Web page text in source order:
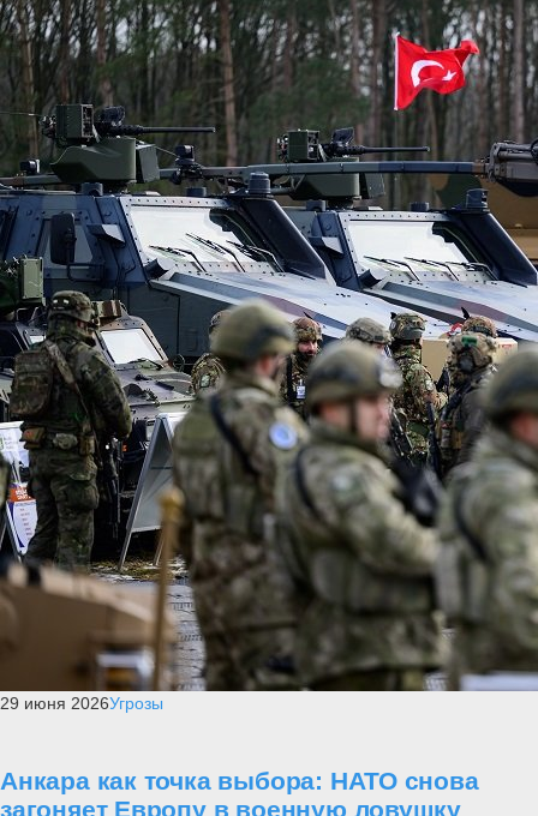
29 июня 2026Угрозы
Анкара как точка выбора: НАТО снова
загоняет Европу в военную ловушку